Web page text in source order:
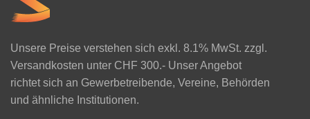
Unsere Preise verstehen sich exkl. 8.1% MwSt. zzgl.
Versandkosten unter CHF 300.- Unser Angebot
richtet sich an Gewerbetreibende, Vereine, Behörden
und ähnliche Institutionen.